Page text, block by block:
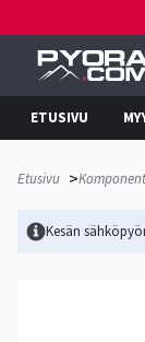
ETUSIVU
Etusivu >
Kesän